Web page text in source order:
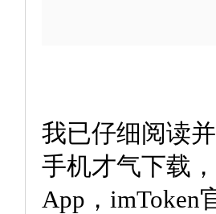
我已仔细阅读
手机才气下载
App，imToken